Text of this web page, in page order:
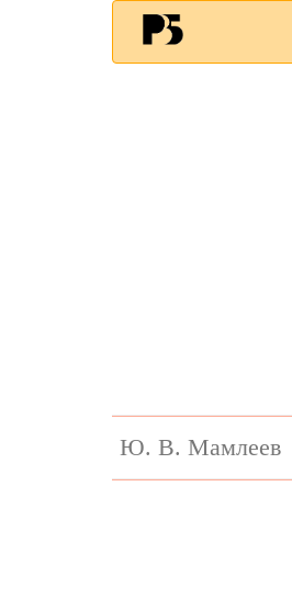
Ю. В. Мамлеев